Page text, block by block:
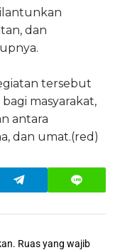
dan
tersebut
masyarakat,
antara
dan umat.(red)
Ruas yang wajib